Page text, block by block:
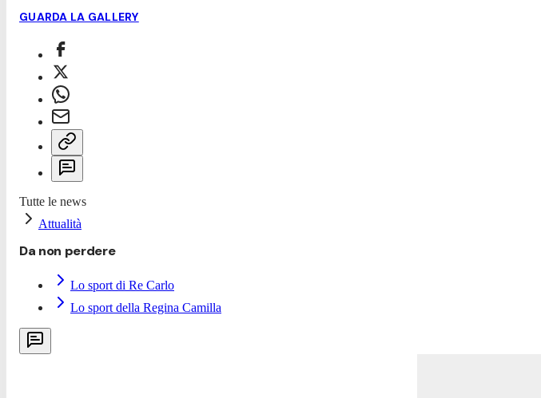
GUARDA LA GALLERY
Tutte le news
Attualità
Da non perdere
Lo sport di Re Carlo
Lo sport della Regina Camilla